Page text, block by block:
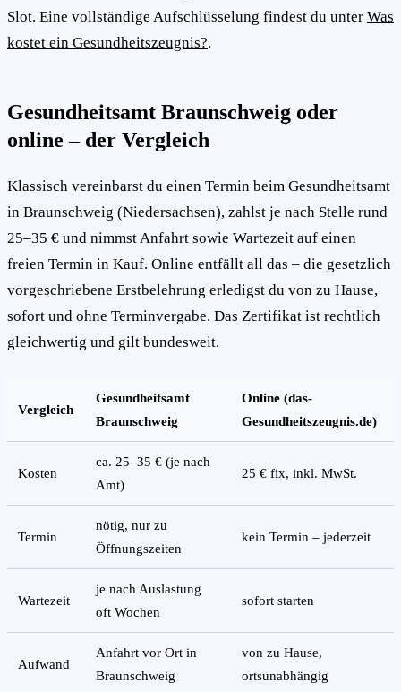
Slot. Eine vollständige Aufschlüsselung findest du unter Was
kostet ein Gesundheitszeugnis?.
Gesundheitsamt Braunschweig oder
online – der Vergleich
Klassisch vereinbarst du einen Termin beim Gesundheitsamt
in Braunschweig (Niedersachsen), zahlst je nach Stelle rund
25–35 € und nimmst Anfahrt sowie Wartezeit auf einen
freien Termin in Kauf. Online entfällt all das – die gesetzlich
vorgeschriebene Erstbelehrung erledigst du von zu Hause,
sofort und ohne Terminvergabe. Das Zertifikat ist rechtlich
gleichwertig und gilt bundesweit.
Vergleich
Gesundheitsamt
Braunschweig
Online (das-
Gesundheitszeugnis.de)
Kosten
ca. 25–35 € (je nach
Amt)
25 € fix, inkl. MwSt.
Termin
nötig, nur zu
Öffnungszeiten
kein Termin – jederzeit
Wartezeit
je nach Auslastung
oft Wochen
sofort starten
Aufwand
Anfahrt vor Ort in
Braunschweig
von zu Hause,
ortsunabhängig